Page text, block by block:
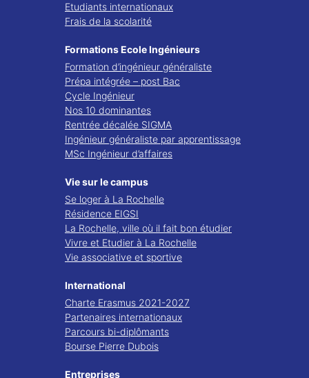
Etudiants internationaux
Frais de la scolarité
Formations Ecole Ingénieurs
Formation d’ingénieur généraliste
Prépa intégrée – post Bac
Cycle Ingénieur
Nos 10 dominantes
Rentrée décalée SIGMA
Ingénieur généraliste par apprentissage
MSc Ingénieur d’affaires
Vie sur le campus
Se loger à La Rochelle
Résidence EIGSI
La Rochelle, ville où il fait bon étudier
Vivre et Etudier à La Rochelle
Vie associative et sportive
International
Charte Erasmus 2021-2027
Partenaires internationaux
Parcours bi-diplômants
Bourse Pierre Dubois
Entreprises